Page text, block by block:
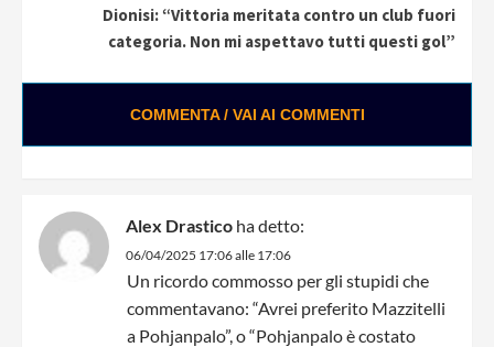
Dionisi: “Vittoria meritata contro un club fuori
categoria. Non mi aspettavo tutti questi gol”
COMMENTA / VAI AI COMMENTI
Alex Drastico ha detto:
06/04/2025 17:06 alle 17:06
Un ricordo commosso per gli stupidi che
commentavano: “Avrei preferito Mazzitelli
a Pohjanpalo”, o “Pohjanpalo è costato